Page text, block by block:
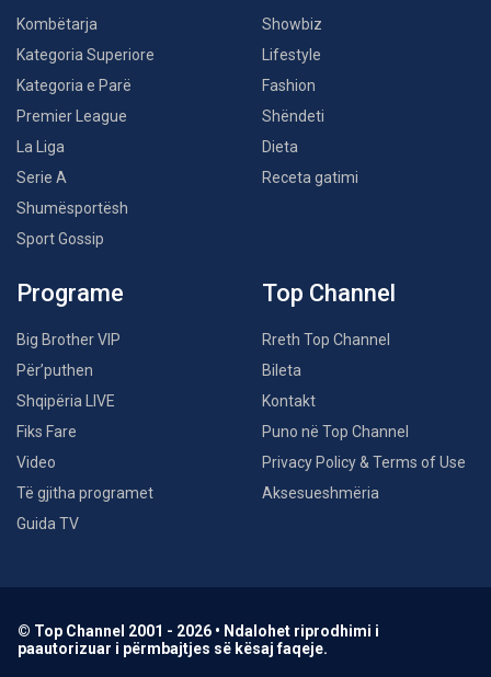
Kombëtarja
Kategoria Superiore
Kategoria e Parë
Premier League
La Liga
Serie A
Shumësportësh
Sport Gossip
Showbiz
Lifestyle
Fashion
Shëndeti
Dieta
Receta gatimi
Programe
Big Brother VIP
Për’puthen
Shqipëria LIVE
Fiks Fare
Video
Të gjitha programet
Guida TV
Top Channel
Rreth Top Channel
Bileta
Kontakt
Puno në Top Channel
Privacy Policy & Terms of Use
Aksesueshmëria
© Top Channel 2001 - 2026 • Ndalohet riprodhimi i
paautorizuar i përmbajtjes së kësaj faqeje.